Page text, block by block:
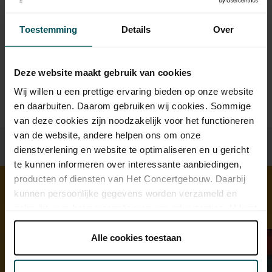
Toestemming Details Over
Deze website maakt gebruik van cookies
Wij willen u een prettige ervaring bieden op onze website
en daarbuiten. Daarom gebruiken wij cookies. Sommige
van deze cookies zijn noodzakelijk voor het functioneren
van de website, andere helpen ons om onze
dienstverlening en website te optimaliseren en u gericht
te kunnen informeren over interessante aanbiedingen,
producten of diensten van Het Concertgebouw. Daarbij
kunnen persoonlijke gegevens worden verzameld en
onder 'aanpassen' zelf welke cookies wij mogen
Lees onze cookieverklaring hier. Lees onze
Alle cookies toestaan
online bestelflow beschikbaar.Meer informatie over
Prijzen zijn exclusief transactiekosten: € 5 per bestelling. Wilt
kassa@concertgebouw.nl of bel de Concertgebouwlijn op